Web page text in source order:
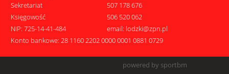
Sekretariat
507 178 676
Księgowość
506 520 062
NIP: 725-14-41-484
email: lodzki@zpn.pl
Konto bankowe: 28 1160 2202 0000 0001 0881 0729
powered by sportbm